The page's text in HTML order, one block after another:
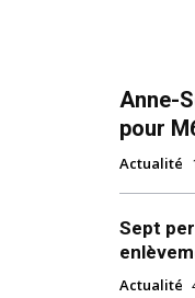
Anne-
pour
Actualité
Sept
Actualité